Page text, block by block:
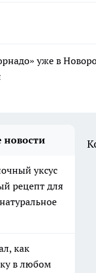
уже в
новости
уксус
рецепт для
как
в любом